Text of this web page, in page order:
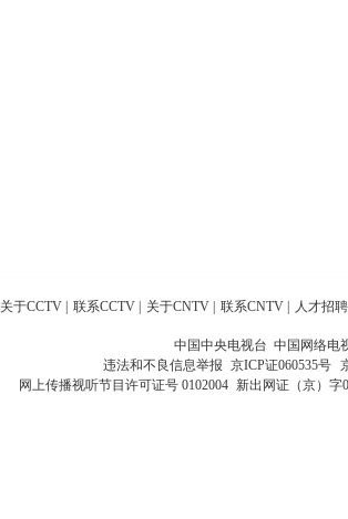
关于CCTV 联系CCTV 关于CNTV 联系CNTV 人才招聘
中国中央电视台 中国网络电
违法和不良信息举报 京ICP证060535号
网上传播视听节目许可证号 0102004 新出网证（京）